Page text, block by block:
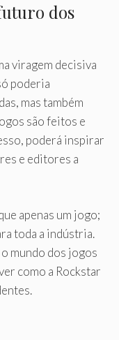
dos
viragem decisiva
poderia
mas também
são feitos e
poderá inspirar
e editores a
apenas um jogo;
toda a indústria.
mundo dos jogos
como a Rockstar